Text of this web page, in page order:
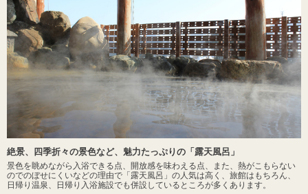
絶景、四季折々の景色など、魅力たっぷりの「露天風呂」
景色を眺めながら入浴できる点、開放感を味わえる点、また、熱がこもらない
のでのぼせにくいなどの理由で「露天風呂」の人気は高く、旅館はもちろん、
日帰り温泉、日帰り入浴施設でも併設しているところが多くあります。